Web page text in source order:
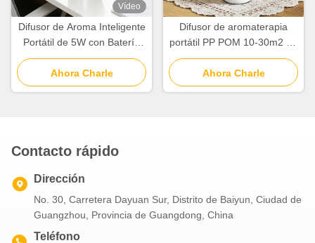
Vídeo
Difusor de Aroma Inteligente
Portátil de 5W con Batería
de 2000mAh y Atomización
de Dos Fluidos
Ahora Charle
Difusor de aromaterapia
portátil PP POM 10-30m2 de
cobertura con dos
atomizaciones de fluidos
Ahora Charle
Contacto rápido
Dirección
No. 30, Carretera Dayuan Sur, Distrito de Baiyun, Ciudad de
Guangzhou, Provincia de Guangdong, China
Teléfono